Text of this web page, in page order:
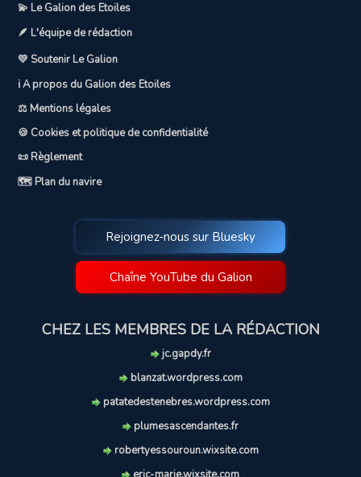
💫 Le Galion des Etoiles
🪶 L'équipe de rédaction
💛 Soutenir Le Galion
ℹ️ A propos du Galion des Etoiles
⚖️ Mentions légales
🍪 Cookies et politique de confidentialité
📜 Règlement
🗺️ Plan du navire
Rejoignez-nous sur Bluesky
Chaîne YouTube du Galion
CHEZ LES MEMBRES DE LA RÉDACTION
jc.gapdy.fr
blanzat.wordpress.com
patatedestenebres.wordpress.com
plumesascendantes.fr
robertyessouroun.wixsite.com